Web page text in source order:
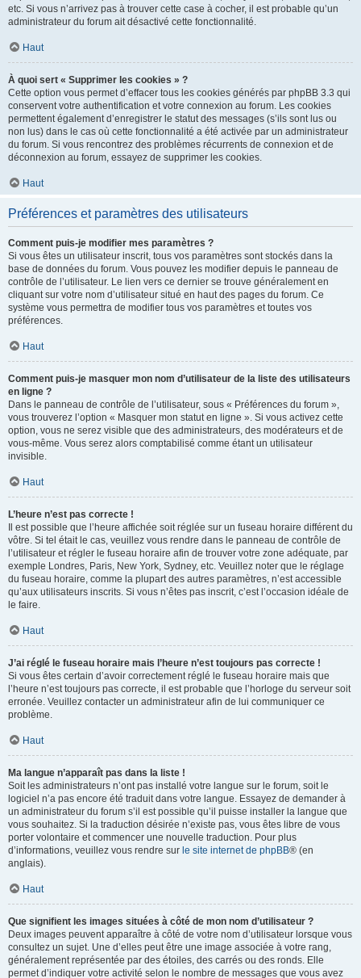
etc. Si vous n’arrivez pas à trouver cette case à cocher, il est probable qu’un
administrateur du forum ait désactivé cette fonctionnalité.
Haut
À quoi sert « Supprimer les cookies » ?
Cette option vous permet d’effacer tous les cookies générés par phpBB 3.3 qui
conservent votre authentification et votre connexion au forum. Les cookies
permettent également d’enregistrer le statut des messages (s’ils sont lus ou
non lus) dans le cas où cette fonctionnalité a été activée par un administrateur
du forum. Si vous rencontrez des problèmes récurrents de connexion et de
déconnexion au forum, essayez de supprimer les cookies.
Haut
Préférences et paramètres des utilisateurs
Comment puis-je modifier mes paramètres ?
Si vous êtes un utilisateur inscrit, tous vos paramètres sont stockés dans la
base de données du forum. Vous pouvez les modifier depuis le panneau de
contrôle de l’utilisateur. Le lien vers ce dernier se trouve généralement en
cliquant sur votre nom d’utilisateur situé en haut des pages du forum. Ce
système vous permettra de modifier tous vos paramètres et toutes vos
préférences.
Haut
Comment puis-je masquer mon nom d’utilisateur de la liste des utilisateurs
en ligne ?
Dans le panneau de contrôle de l’utilisateur, sous « Préférences du forum »,
vous trouverez l’option « Masquer mon statut en ligne ». Si vous activez cette
option, vous ne serez visible que des administrateurs, des modérateurs et de
vous-même. Vous serez alors comptabilisé comme étant un utilisateur
invisible.
Haut
L’heure n’est pas correcte !
Il est possible que l’heure affichée soit réglée sur un fuseau horaire différent du
vôtre. Si tel était le cas, veuillez vous rendre dans le panneau de contrôle de
l’utilisateur et régler le fuseau horaire afin de trouver votre zone adéquate, par
exemple Londres, Paris, New York, Sydney, etc. Veuillez noter que le réglage
du fuseau horaire, comme la plupart des autres paramètres, n’est accessible
qu’aux utilisateurs inscrits. Si vous n’êtes pas inscrit, c’est l’occasion idéale de
le faire.
Haut
J’ai réglé le fuseau horaire mais l’heure n’est toujours pas correcte !
Si vous êtes certain d’avoir correctement réglé le fuseau horaire mais que
l’heure n’est toujours pas correcte, il est probable que l’horloge du serveur soit
erronée. Veuillez contacter un administrateur afin de lui communiquer ce
problème.
Haut
Ma langue n’apparaît pas dans la liste !
Soit les administrateurs n’ont pas installé votre langue sur le forum, soit le
logiciel n’a pas encore été traduit dans votre langue. Essayez de demander à
un administrateur du forum s’il est possible qu’il puisse installer la langue que
vous souhaitez. Si la traduction désirée n’existe pas, vous êtes libre de vous
porter volontaire et commencer une nouvelle traduction. Pour plus
d’informations, veuillez vous rendre sur le site internet de phpBB® (en
anglais).
Haut
Que signifient les images situées à côté de mon nom d’utilisateur ?
Deux images peuvent apparaître à côté de votre nom d’utilisateur lorsque vous
consultez un sujet. Une d’elles peut être une image associée à votre rang,
généralement représentée par des étoiles, des carrés ou des ronds. Elle
permet d’indiquer votre activité selon le nombre de messages que vous avez